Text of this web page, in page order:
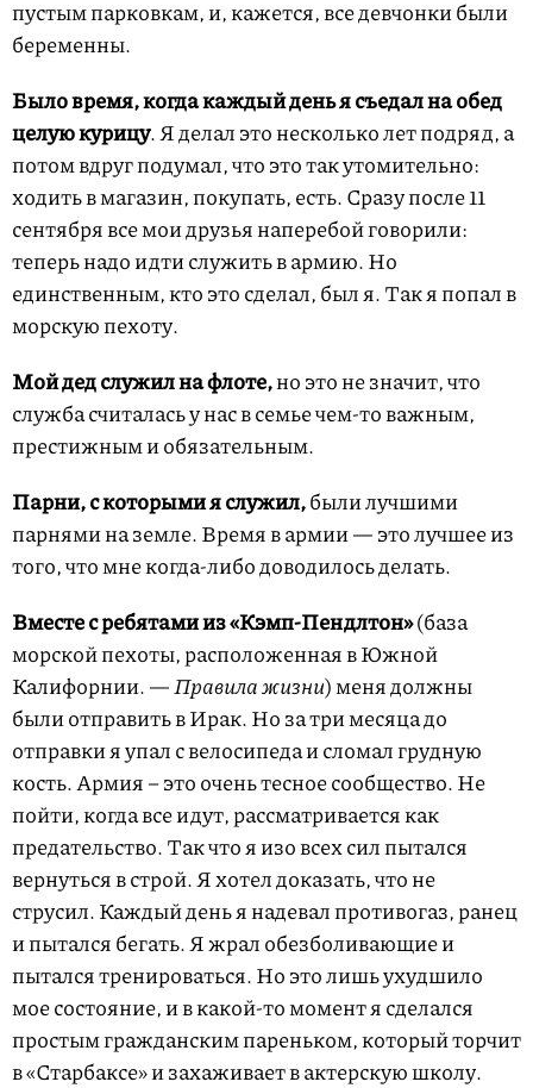
пустым парковкам, и, кажется, все девчонки были
беременны.
Было время, когда каждый день я съедал на обед
целую курицу. Я делал это несколько лет подряд, а
потом вдруг подумал, что это так утомительно:
ходить в магазин, покупать, есть. Сразу после 11
сентября все мои друзья наперебой говорили:
теперь надо идти служить в армию. Но
единственным, кто это сделал, был я. Так я попал в
морскую пехоту.
Мой дед служил на флоте,но это не значит, что
служба считалась у нас в семье чем-то важным,
престижным и обязательным.
Парни, с которыми я служил,были лучшими
парнями на земле. Время в армии — это лучшее из
того, что мне когда-либо доводилось делать.
Вместе с ребятами из «Кэмп-Пендлтон»(база
морской пехоты, расположенная в Южной
Калифорнии. —Правила жизни) меня должны
были отправить в Ирак. Но за три месяца до
отправки я упал с велосипеда и сломал грудную
кость. Армия – это очень тесное сообщество. Не
пойти, когда все идут, рассматривается как
предательство. Так что я изо всех сил пытался
вернуться в строй. Я хотел доказать, что не
струсил. Каждый день я надевал противогаз, ранец
и пытался бегать. Я жрал обезболивающие и
пытался тренироваться. Но это лишь ухудшило
мое состояние, и в какой-то момент я сделался
простым гражданским пареньком, который торчит
в «Старбаксе» и захаживает в актерскую школу.